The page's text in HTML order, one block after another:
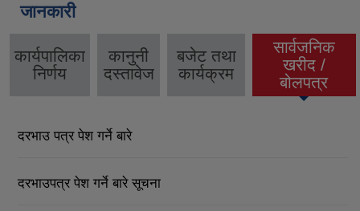
जानकारी
कार्यपालिका
निर्णय
कानुनी
दस्तावेज
बजेट तथा
कार्यक्रम
सार्वजनिक
खरीद /
बोलपत्र
(active tab)
दरभाउ पत्र पेश गर्ने बारे
दरभाउपत्र पेश गर्ने बारे सूचना